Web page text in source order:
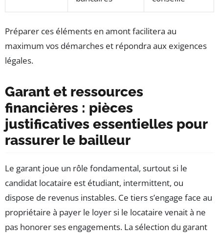
Préparer ces éléments en amont facilitera au
maximum vos démarches et répondra aux exigences
légales.
Garant et ressources
financières : pièces
justificatives essentielles pour
rassurer le bailleur
Le garant joue un rôle fondamental, surtout si le
candidat locataire est étudiant, intermittent, ou
dispose de revenus instables. Ce tiers s’engage face au
propriétaire à payer le loyer si le locataire venait à ne
pas honorer ses engagements. La sélection du garant